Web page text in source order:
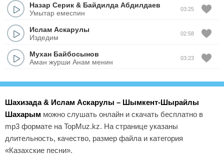
Назар Серик & Байдилда Абдилдаев
Умытар емеспин
03:25
Ислам Аскарулы
Издедим
02:58
Мухан Байбосынов
Аман журши Анам менин
03:23
Шахизада & Ислам Аскарулы – Шымкент-Шырайлы
Шахарым можно слушать онлайн и скачать бесплатно в
mp3 формате на TopMuz.kz. На странице указаны
длительность, качество, размер файла и категория
«Казахские песни».